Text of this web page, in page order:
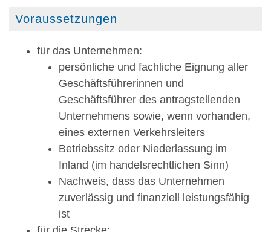
Voraussetzungen
für das Unternehmen:
persönliche und fachliche Eignung aller
Geschäftsführerinnen und
Geschäftsführer des antragstellenden
Unternehmens sowie, wenn vorhanden,
eines externen Verkehrsleiters
Betriebssitz oder Niederlassung im
Inland (im handelsrechtlichen Sinn)
Nachweis, dass das Unternehmen
zuverlässig und finanziell leistungsfähig
ist